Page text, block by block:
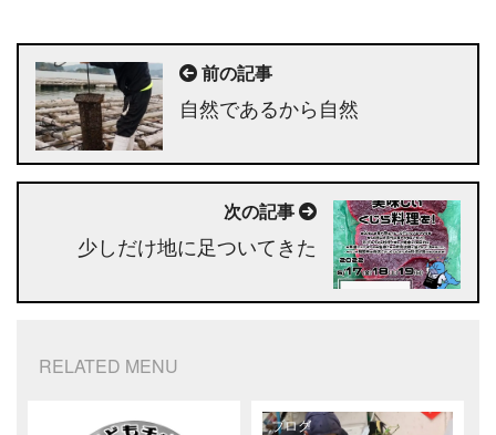
前の記事
自然であるから自然
次の記事
少しだけ地に足ついてきた
RELATED MENU
ブログ